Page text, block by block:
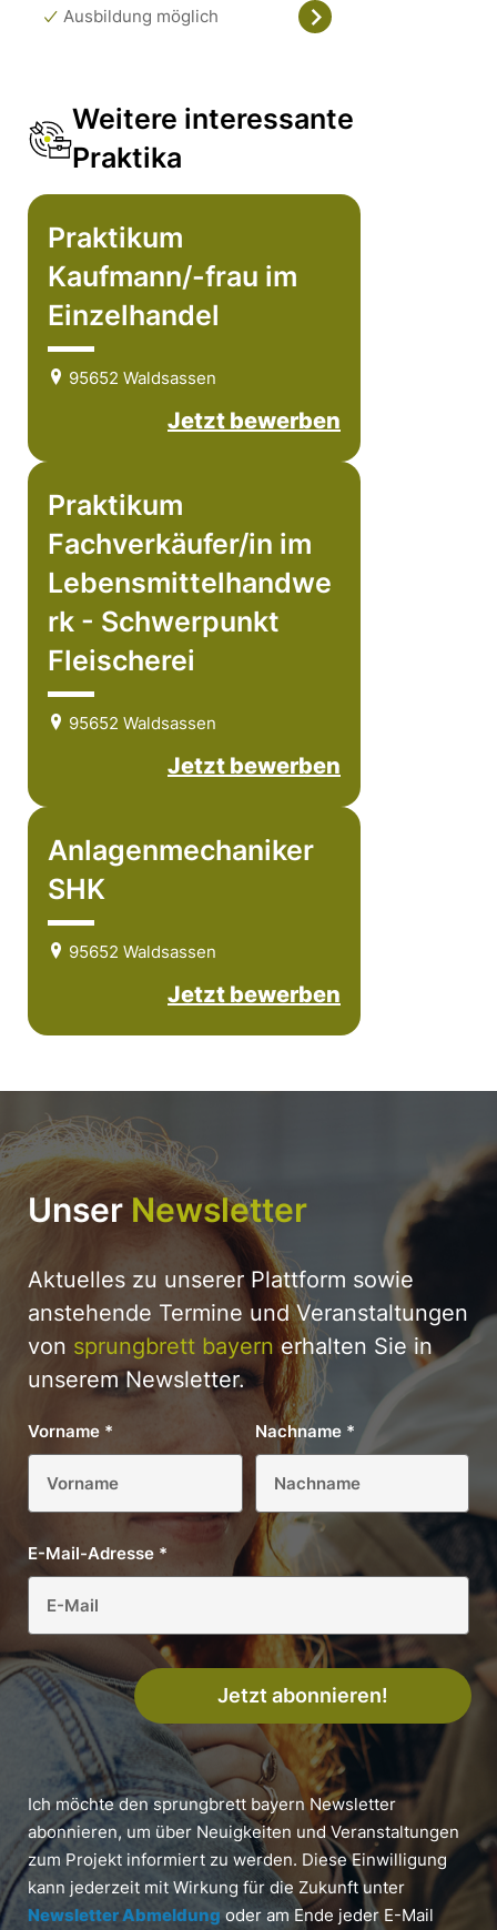
Ausbildung möglich
Weitere interessante
Praktika
Praktikum
Kaufmann/-frau im
Einzelhandel
95652 Waldsassen
Jetzt bewerben
Praktikum
Fachverkäufer/in im
Lebensmittelhandwe
rk - Schwerpunkt
Fleischerei
95652 Waldsassen
Jetzt bewerben
Anlagenmechaniker
SHK
95652 Waldsassen
Jetzt bewerben
Unser Newsletter
Aktuelles zu unserer Plattform sowie
anstehende Termine und Veranstaltungen
von sprungbrett bayern erhalten Sie in
unserem Newsletter.
Vorname * Nachname *
E-Mail-Adresse *
Jetzt abonnieren!
Ich möchte den sprungbrett bayern Newsletter
abonnieren, um über Neuigkeiten und Veranstaltungen
zum Projekt informiert zu werden. Diese Einwilligung
kann jederzeit mit Wirkung für die Zukunft unter
Newsletter Abmeldung oder am Ende jeder E-Mail